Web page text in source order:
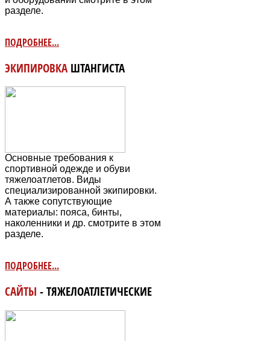
разделе.
ПОДРОБНЕЕ...
ЭКИПИРОВКА ШТАНГИСТА
Основные требования к
спортивной одежде и обуви
тяжелоатлетов. Виды
специализированной экипировки.
А также сопутствующие
материалы: пояса, бинты,
наколенники и др. смотрите в этом
разделе.
ПОДРОБНЕЕ...
САЙТЫ - ТЯЖЕЛОАТЛЕТИЧЕСКИЕ